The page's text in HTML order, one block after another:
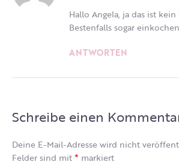
Hallo Angela, ja das ist kein
Bestenfalls sogar
ANTWORTEN
Schreibe einen
Deine E-Mail-Adresse wird nicht
Felder sind mit* markiert